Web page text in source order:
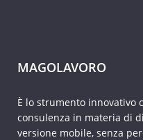
MAGOLAVORO
È lo strumento innovativo
consulenza in materia di
versione mobile, senza